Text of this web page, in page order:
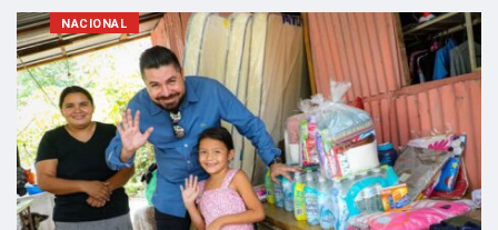
NACIONAL